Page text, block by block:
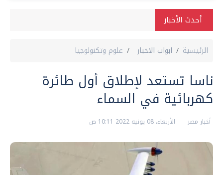
أحدث الأخبار
الرئيسية ابواب الاخبار علوم وتكنولوجيا
ناسا تستعد لإطلاق أول طائرة
كهربائية في السماء
أخبار مصر الأربعاء، 08 يونيه 2022 10:11 ص